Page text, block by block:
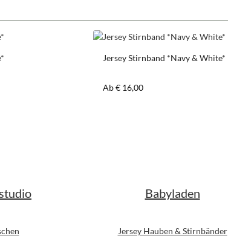
Jersey Stirnband *Navy & White*
Regulärer Preis:
Ab€ 16,00
Babyladen
Jersey Hauben & Stirnbänder